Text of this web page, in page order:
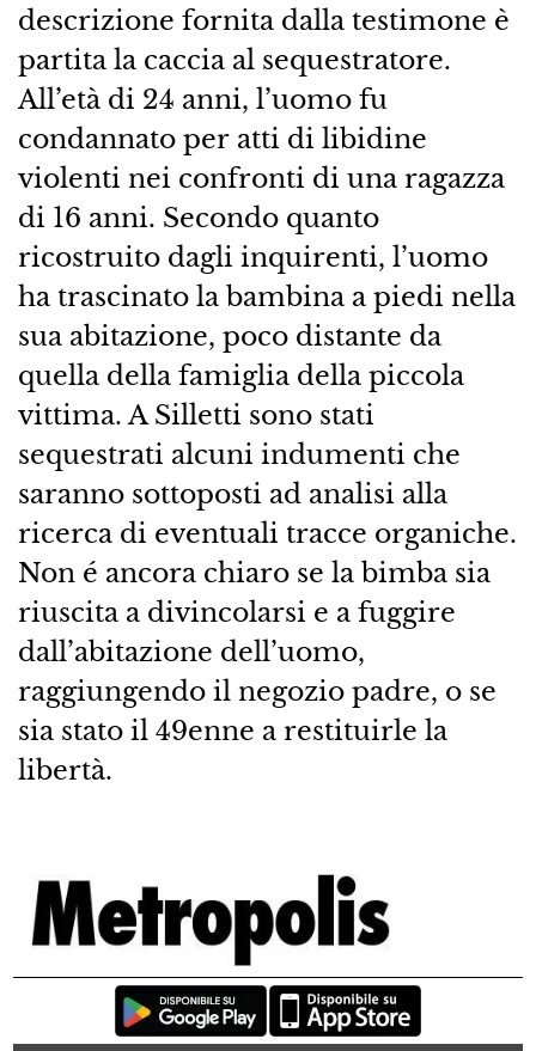
descrizione fornita dalla testimone è
partita la caccia al sequestratore.
All’età di 24 anni, l’uomo fu
condannato per atti di libidine
violenti nei confronti di una ragazza
di 16 anni. Secondo quanto
ricostruito dagli inquirenti, l’uomo
ha trascinato la bambina a piedi nella
sua abitazione, poco distante da
quella della famiglia della piccola
vittima. A Silletti sono stati
sequestrati alcuni indumenti che
saranno sottoposti ad analisi alla
ricerca di eventuali tracce organiche.
Non é ancora chiaro se la bimba sia
riuscita a divincolarsi e a fuggire
dall’abitazione dell’uomo,
raggiungendo il negozio padre, o se
sia stato il 49enne a restituirle la
libertà.